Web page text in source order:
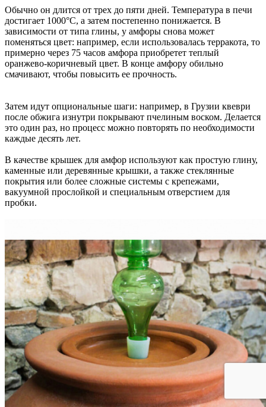
Обычно он длится от трех до пяти дней. Температура в печи
достигает 1000°C, а затем постепенно понижается. В
зависимости от типа глины, у амфоры снова может
поменяться цвет: например, если использовалась терракота, то
примерно через 75 часов амфора приобретет теплый
оранжево-коричневый цвет. В конце амфору обильно
смачивают, чтобы повысить ее прочность.
Затем идут опциональные шаги: например, в Грузии квеври
после обжига изнутри покрывают пчелиным воском. Делается
это один раз, но процесс можно повторять по необходимости
каждые десять лет.
В качестве крышек для амфор используют как простую глину,
каменные или деревянные крышки, а также стеклянные
покрытия или более сложные системы с крепежами,
вакуумной прослойкой и специальным отверстием для
пробки.